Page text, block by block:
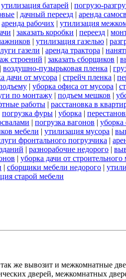
утилизация батарей | погрузо-
| дачный переезд | аренда
аренда рабочих | утилизация
| заказать коробки | переезд |
| утилизация газелью |
газели | аренда трактора |
строений | заказать сборщиков |
| воздушно-пузырьковая пленка |
дачи от мусора | стрейч пленка |
| уборка офиса от мусора |
по монтажу | подъем мешков |
работы | расстановка в
погрузка фуры | уборка |
| погрузка вагонов | уборка
мебели | утилизация мусора |
фронтального погрузчика |
| разнорабочие недорого |
| уборка дачи от строительного
| сборщики мебели недорого |
старой мебели
же вывозит и межкомнатные
дверей, межкомнатных